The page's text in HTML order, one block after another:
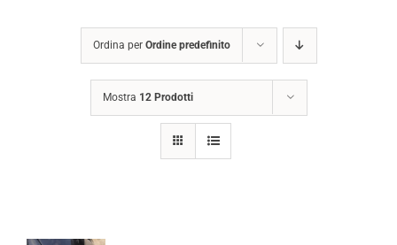
Contattaci
Ordina per Ordine predefinito
Mostra 12 Prodotti